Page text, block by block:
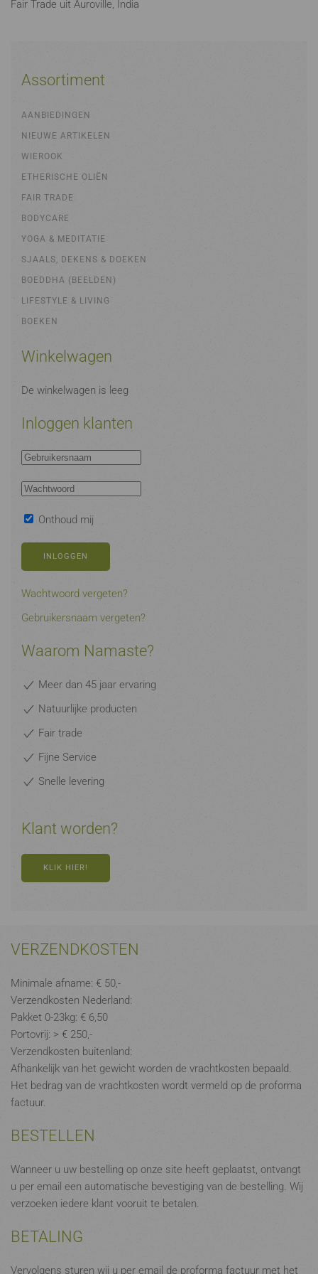
Fair Trade uit Auroville, India
Assortiment
AANBIEDINGEN
NIEUWE ARTIKELEN
WIEROOK
ETHERISCHE OLIËN
FAIR TRADE
BODYCARE
YOGA & MEDITATIE
SJAALS, DEKENS & DOEKEN
BOEDDHA (BEELDEN)
LIFESTYLE & LIVING
BOEKEN
Winkelwagen
De winkelwagen is leeg
Inloggen klanten
Onthoud mij
INLOGGEN
Wachtwoord vergeten?
Gebruikersnaam vergeten?
Waarom Namaste?
Meer dan 45 jaar ervaring
Natuurlijke producten
Fair trade
Fijne Service
Snelle levering
Klant worden?
KLIK HIER!
VERZENDKOSTEN
Minimale afname: € 50,-
Verzendkosten Nederland:
Pakket 0-23kg: € 6,50
Portovrij: > € 250,-
Verzendkosten buitenland:
Afhankelijk van het gewicht worden de vrachtkosten bepaald.
Het bedrag van de vrachtkosten wordt vermeld op de proforma
factuur.
BESTELLEN
Wanneer u uw bestelling op onze site heeft geplaatst, ontvangt
u per email een automatische bevestiging van de bestelling. Wij
verzoeken iedere klant vooruit te betalen.
BETALING
Vervolgens sturen wij u per email de proforma factuur met het